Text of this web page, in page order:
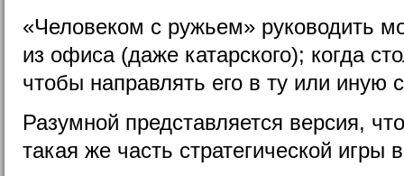
«Человеком с ружьем» руководить
из офиса (даже катарского); когда
чтобы направлять его в ту или иную
Разумной представляется версия,
такая же часть стратегической игры